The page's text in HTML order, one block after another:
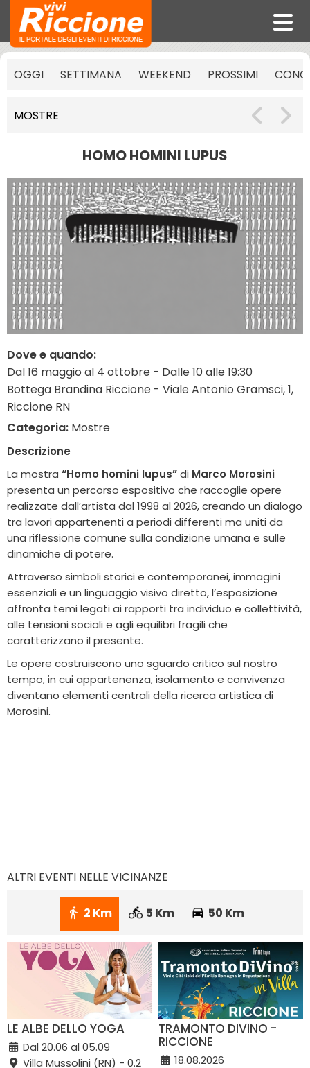
OGGI SETTIMANA WEEKEND PROSSIMI
MOSTRE
HOMO HOMINI LUPUS
Dove e quando:
Dal 16 maggio al 4 ottobre - Dalle 10 alle 19:30
Bottega Brandina Riccione - Viale Antonio Gramsci, 1,
Riccione RN
Categoria: Mostre
Descrizione
La mostra “Homo homini lupus”di Marco Morosini
presenta un percorso espositivo che raccoglie opere
realizzate dall’artista dal 1998 al 2026, creando un dialogo
tra lavori appartenenti a periodi differenti ma uniti da
una riflessione comune sulla condizione umana e sulle
dinamiche di potere.
Attraverso simboli storici e contemporanei, immagini
essenziali e un linguaggio visivo diretto, l’esposizione
affronta temi legati ai rapporti tra individuo e collettività,
alle tensioni sociali e agli equilibri fragili che
caratterizzano il presente.
Le opere costruiscono uno sguardo critico sul nostro
tempo, in cui appartenenza, isolamento e convivenza
diventano elementi centrali della ricerca artistica di
Morosini.
ALTRI EVENTI NELLE VICINANZE
2 Km 5 Km 50 Km
LE ALBE DELLO YOGA
Dal 20.06 al 05.09
Villa Mussolini (RN) - 0.2
TRAMONTO DIVINO -
RICCIONE
18.08.2026